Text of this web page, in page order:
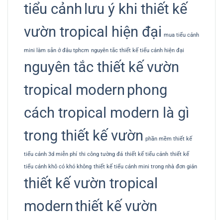
tiểu cảnh lưu ý khi thiết kế
vườn tropical hiện đại mua tiểu cảnh
mini làm sẵn ở đâu tphcm nguyên tắc thiết kế tiểu cảnh hiện đại
nguyên tắc thiết kế vườn
tropical modern phong
cách tropical modern là gì
trong thiết kế vườn phần mềm thiết kế
tiểu cảnh 3d miễn phí thi công tường đá thiết kế tiểu cảnh thiết kế
tiểu cảnh khô có khó không thiết kế tiểu cảnh mini trong nhà đơn giản
thiết kế vườn tropical
modernthiết kế vườn